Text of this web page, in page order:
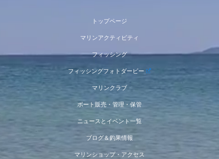
トップページ
マリンアクティビティ
フィッシング
フィッシングフォトダービー
マリンクラブ
ボート販売・管理・保管
ニュースとイベント一覧
ブログ＆釣果情報
マリンショップ・アクセス